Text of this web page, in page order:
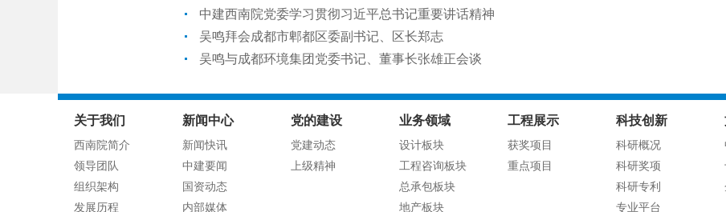
中建西南院党委学习贯彻习近平总书记重要讲话精神
吴鸣拜会成都市郫都区委副书记、区长郑志
吴鸣与成都环境集团党委书记、董事长张雄正会谈
关于我们
西南院简介
领导团队
组织架构
发展历程
新闻中心
新闻快讯
中建要闻
国资动态
内部媒体
党的建设
党建动态
上级精神
业务领域
设计板块
工程咨询板块
总承包板块
地产板块
工程展示
获奖项目
重点项目
科技创新
科研概况
科研奖项
科研专利
专业平台